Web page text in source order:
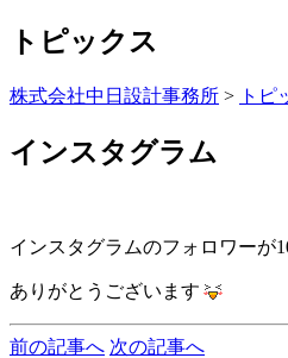
トピックス
株式会社中日設計事務所 > トピ
インスタグラム
インスタグラムのフォロワーが
ありがとうございます
前の記事へ 次の記事へ